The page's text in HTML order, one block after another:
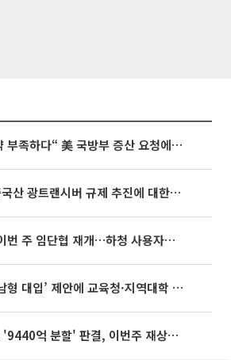
[특징주] “탄약 부족하다“ 美 국방부 증산 요청에⋯국내 방산주 급등세
[특징주] 美 중국산 광트랜시버 규제 추진에 대한광통신 등 광통신株 강세
현대차·기아, 이번 주 임단협 재개…하청 사용자성 재심도 ‘변수’
입’ 제안에 교육청·지역대학 서·논술형 입시 연계 '착수'
최태원·노소영 '9440억 분할' 판결, 이번주 재상고 여부 주목